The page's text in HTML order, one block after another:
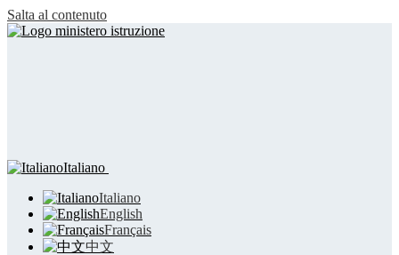
Salta al contenuto
Italiano
Italiano
English
Français
中文